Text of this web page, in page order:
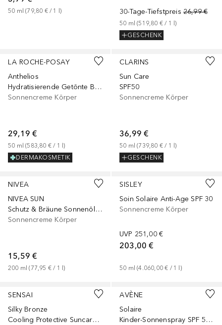
50 ml (79,80 € / 1 l) 30-Tage-Tiefstpreis 26,99 €
50 ml (519,80 € / 1 l)
GESCHENK
LA ROCHE-POSAY
Anthelios
Hydratisierende Getönte BB-Creme UVMune 400 LSF 50+
Sonnencreme Körper
29,19 €
50 ml (583,80 € / 1 l)
DERMAKOSMETIK
CLARINS
Sun Care
SPF50
Sonnencreme Körper
36,99 €
50 ml (739,80 € / 1 l)
GESCHENK
NIVEA
NIVEA SUN
Schutz & Bräune Sonnenöl Spray LSF30
Sonnencreme Körper
15,59 €
200 ml (77,95 € / 1 l)
SISLEY
Soin Solaire Anti-Age SPF 30
Sonnencreme Körper
UVP 251,00 €
203,00 €
50 ml (4.060,00 € / 1 )
SENSAI
Silky Bronze
Cooling Protective Suncare Spray
AVÈNE
Solaire
Kinder-Sonnenspray SPF 50+